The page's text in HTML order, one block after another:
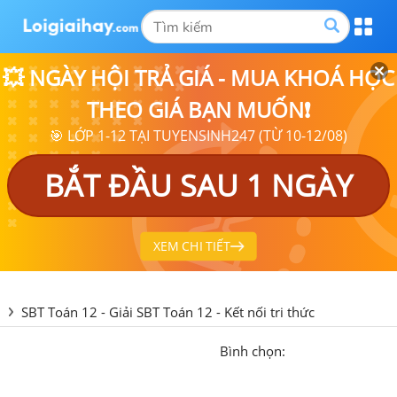
💥 NGÀY HỘI TRẢ GIÁ - MUA KHOÁ HỌC
THEO GIÁ BẠN MUỐN❗
🎯 LỚP 1-12 TẠI TUYENSINH247 (TỪ 10-12/08)
BẮT ĐẦU SAU 1 NGÀY
XEM CHI TIẾT
SBT Toán 12 - Giải SBT Toán 12 - Kết nối tri thức
Bình chọn: